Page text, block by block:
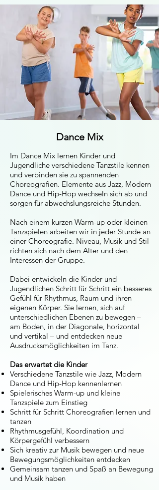
Dance Mix
Im Dance Mix lernen Kinder und
Jugendliche verschiedene Tanzstile kennen
und verbinden sie zu spannenden
Choreografien. Elemente aus Jazz, Modern
Dance und Hip-Hop wechseln sich ab und
sorgen für abwechslungsreiche Stunden.
Nach einem kurzen Warm-up oder kleinen
Tanzspielen arbeiten wir in jeder Stunde an
einer Choreografie. Niveau, Musik und Stil
richten sich nach dem Alter und den
Interessen der Gruppe.
Dabei entwickeln die Kinder und
Jugendlichen Schritt für Schritt ein besseres
Gefühl für Rhythmus, Raum und ihren
eigenen Körper. Sie lernen, sich auf
unterschiedlichen Ebenen zu bewegen –
am Boden, in der Diagonale, horizontal
und vertikal – und entdecken neue
Ausdrucksmöglichkeiten im Tanz.
Das erwartet die Kinder
Verschiedene Tanzstile wie Jazz, Modern
Dance und Hip-Hop kennenlernen
Spielerisches Warm-up und kleine
Tanzspiele zum Einstieg
Schritt für Schritt Choreografien lernen und
tanzen
Rhythmusgefühl, Koordination und
Körpergefühl verbessern
Sich kreativ zur Musik bewegen und neue
Bewegungsmöglichkeiten entdecken
Gemeinsam tanzen und Spaß an Bewegung
und Musik haben